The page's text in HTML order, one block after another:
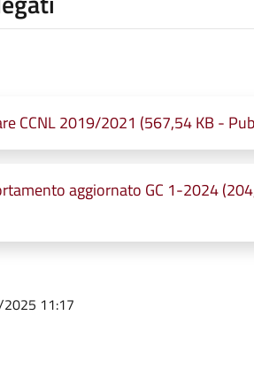
CCNL 2019/2021 (567,54 KB -
aggiornato GC 1-2024
11:17